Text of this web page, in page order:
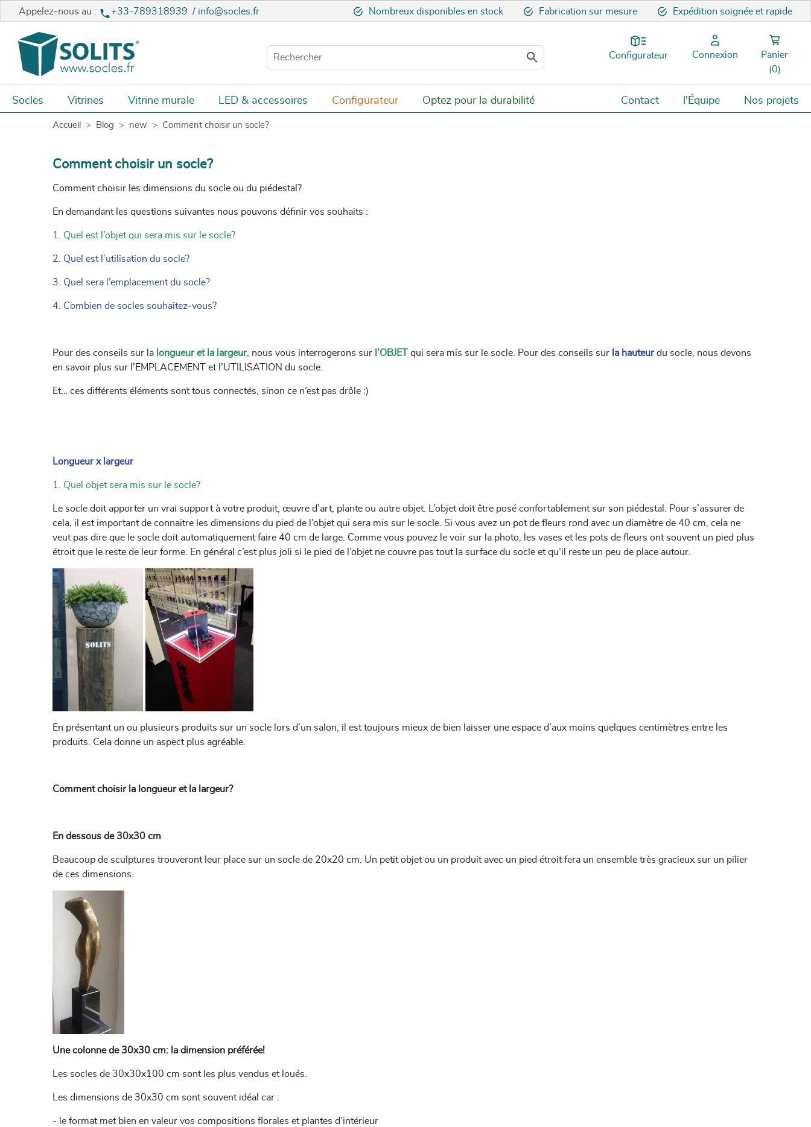
Appelez-nous au : +33-789318939 / info@socles.fr Nombreux disponibles en stock Fabrication sur mesure Expédition soignée et rapide
 Configurateur Connexion
Panier
(0)
Socles Vitrines Vitrine murale LED & accessoires Configurateur Nos projets
l'Équipe
Contact
Optez pour la durabilité
Accueil Blog new Comment choisir un socle?
Comment choisir un socle?
Comment choisir les dimensions du socle ou du piédestal?
En demandant les questions suivantes nous pouvons définir vos souhaits :
1. Quel est l’objet qui sera mis sur le socle?
2. Quel est l’utilisation du socle?
3. Quel sera l’emplacement du socle?
4. Combien de socles souhaitez-vous?
Pour des conseils sur la longueur et la largeur, nous vous interrogerons sur l’OBJET qui sera mis sur le socle. Pour des conseils sur la hauteurdu socle, nous devons
en savoir plus sur l’EMPLACEMENT et l’UTILISATION du socle.
Et… ces différents éléments sont tous connectés, sinon ce n’est pas drôle :)
Longueur x largeur
1. Quel objet sera mis sur le socle?
Le socle doit apporter un vrai support à votre produit, œuvre d’art, plante ou autre objet. L’objet doit être posé confortablement sur son piédestal. Pour s’assurer de
cela, il est important de connaitre les dimensions du pied de l’objet qui sera mis sur le socle. Si vous avez un pot de fleurs rond avec un diamètre de 40 cm, cela ne
veut pas dire que le socle doit automatiquement faire 40 cm de large. Comme vous pouvez le voir sur la photo, les vases et les pots de fleurs ont souvent un pied plus
étroit que le reste de leur forme. En général c’est plus joli si le pied de l’objet ne couvre pas tout la surface du socle et qu’il reste un peu de place autour.
En présentant un ou plusieurs produits sur un socle lors d’un salon, il est toujours mieux de bien laisser une espace d’aux moins quelques centimètres entre les
produits. Cela donne un aspect plus agréable.
Comment choisir la longueur et la largeur?
En dessous de 30x30 cm
Beaucoup de sculptures trouveront leur place sur un socle de 20x20 cm. Un petit objet ou un produit avec un pied étroit fera un ensemble très gracieux sur un pilier
de ces dimensions.
Une colonne de 30x30 cm: la dimension préférée!
Les socles de 30x30x100 cm sont les plus vendus et loués.
Les dimensions de 30x30 cm sont souvent idéal car :
- le format met bien en valeur vos compositions florales et plantes d’intérieur